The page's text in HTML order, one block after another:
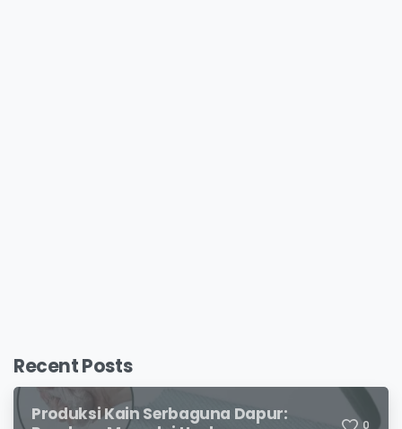
Recent Posts
Produksi Kain Serbaguna Dapur:
0